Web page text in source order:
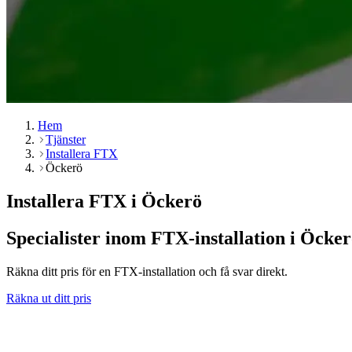
Hem
Tjänster
Installera FTX
Öckerö
Installera FTX i Öckerö
Specialister inom FTX-installation i
Räkna ditt pris för en FTX-installation och få svar direkt.
Räkna ut ditt pris